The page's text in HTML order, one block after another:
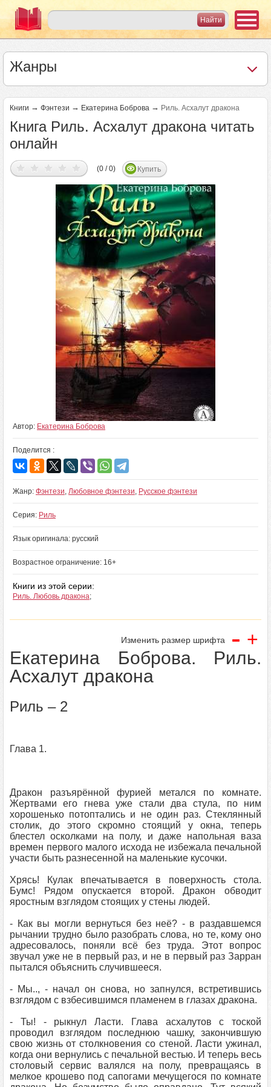
Жанры
Книги → Фэнтези → Екатерина Боброва → Риль. Асхалут дракона
Книга Риль. Асхалут дракона читать
онлайн
(0 / 0) Купить
Автор: Екатерина Боброва
Поделится :
Жанр: Фэнтези, Любовное фэнтези, Русское фэнтези
Серия: Риль
Язык оригинала: русский
Возрастное ограничение: 16+
Книги из этой серии:
Риль. Любовь дракона;
Изменить размер шрифта - +
Екатерина Боброва. Риль.
Асхалут дракона
Риль – 2
Глава 1.
Дракон разъярённой фурией метался по комнате.
Жертвами его гнева уже стали два стула, по ним
хорошенько потоптались и не один раз. Стеклянный
столик, до этого скромно стоящий у окна, теперь
блестел осколками на полу, и даже напольная ваза
времен первого малого исхода не избежала печальной
участи быть разнесенной на маленькие кусочки.
Хрясь! Кулак впечатывается в поверхность стола.
Бумс! Рядом опускается второй. Дракон обводит
яростным взглядом стоящих у стены людей.
- Как вы могли вернуться без неё? - в раздавшемся
рычании трудно было разобрать слова, но те, кому оно
адресовалось, поняли всё без труда. Этот вопрос
звучал уже не в первый раз, и не в первый раз Зарран
пытался объяснить случившееся.
- Мы.., - начал он снова, но запнулся, встретившись
взглядом с взбесившимся пламенем в глазах дракона.
- Ты! - рыкнул Ласти. Глава асхалутов с тоской
проводил взглядом последнюю чашку, закончившую
свою жизнь от столкновения со стеной. Ласти ужинал,
когда они вернулись с печальной вестью. И теперь весь
столовый сервис валялся на полу, превращаясь в
мелкое крошево под сапогами мечущегося по комнате